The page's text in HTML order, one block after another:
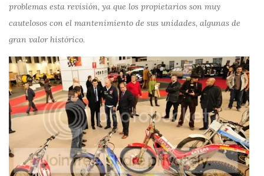
problemas esta revisión, ya que los propietarios son muy
cautelosos con el mantenimiento de sus unidades, algunas de
gran valor histórico.